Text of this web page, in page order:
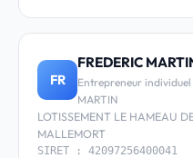
FR
FREDERIC
Entrepreneur individuel
MARTIN
LOTISSEMENT LE HAMEAU
MALLEMORT
SIRET : 42097256400041